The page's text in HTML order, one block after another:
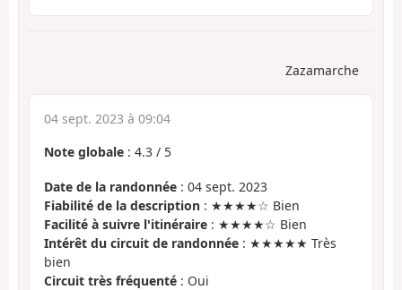
Zazamarche
04 sept. 2023 à 09:04
Note globale : 4.3 / 5
Date de la randonnée : 04 sept. 2023
Fiabilité de la description : ★★★★☆ Bien
Facilité à suivre l'itinéraire : ★★★★☆ Bien
Intérêt du circuit de randonnée : ★★★★★ Très
bien
Circuit très fréquenté : Oui